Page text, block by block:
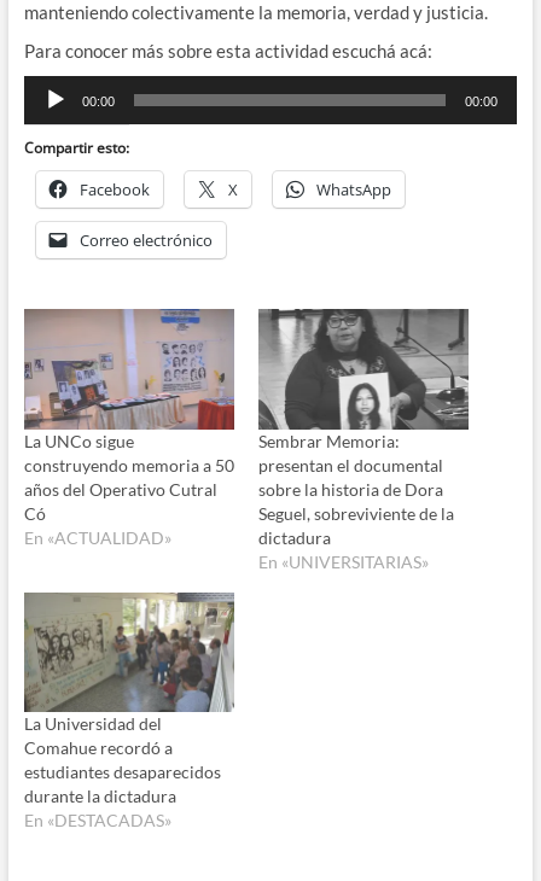
manteniendo colectivamente la memoria, verdad y justicia.
Para conocer más sobre esta actividad escuchá acá:
Reproductor
audio
00:00 00:00
Compartir esto:
Facebook X WhatsApp
Correo electrónico
La UNCo sigue
construyendo memoria a 50
años del Operativo Cutral
Có
En «ACTUALIDAD»
Sembrar Memoria:
presentan el documental
sobre la historia de Dora
Seguel, sobreviviente de la
dictadura
En «UNIVERSITARIAS»
La Universidad del
Comahue recordó a
estudiantes desaparecidos
durante la dictadura
En «DESTACADAS»